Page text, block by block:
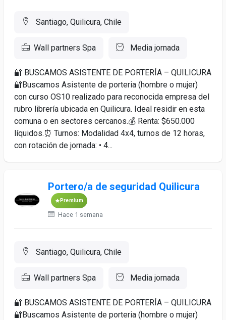
Santiago, Quilicura, Chile
Wall partners Spa Media jornada
🔐 BUSCAMOS ASISTENTE DE PORTERÍA – QUILICURA
🔐Buscamos Asistente de porteria (hombre o mujer)
con curso OS10 realizado para reconocida empresa del
rubro librería ubicada en Quilicura. Ideal residir en esta
comuna o en sectores cercanos.💰 Renta: $650.000
líquidos.⏰ Turnos: Modalidad 4x4, turnos de 12 horas,
con rotación de jornada: • 4...
Portero/a de seguridad Quilicura
Premium
Hace 1 semana
Santiago, Quilicura, Chile
Wall partners Spa Media jornada
🔐 BUSCAMOS ASISTENTE DE PORTERÍA – QUILICURA
🔐Buscamos Asistente de porteria (hombre o mujer)